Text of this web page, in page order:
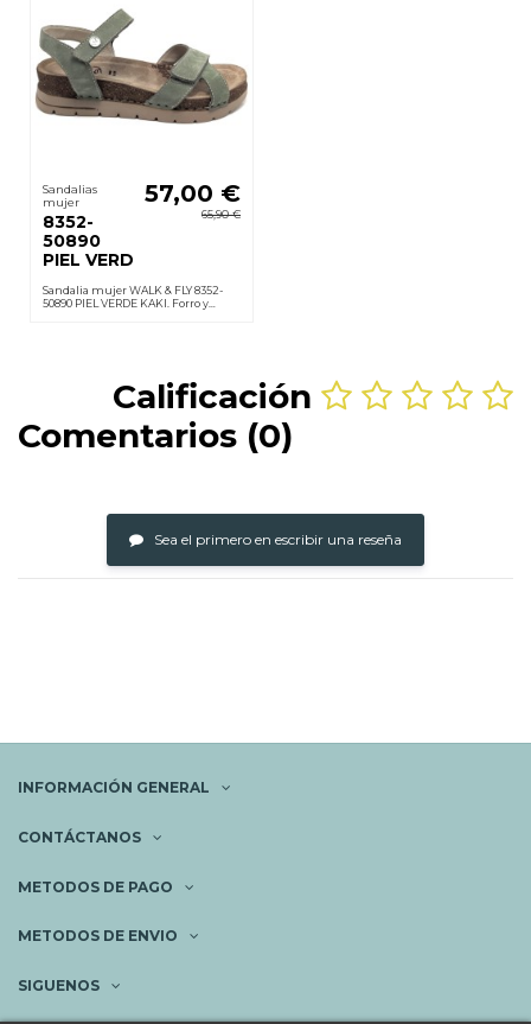
Sandalias
mujer
8352-
50890
PIEL VERD
57,00 €
65,90 €
Sandalia mujer WALK & FLY 8352-
50890 PIEL VERDE KAKI. Forro y
Calificación
Comentarios (0)
Sea el primero en escribir una reseña
INFORMACIÓN GENERAL
CONTÁCTANOS
METODOS DE PAGO
METODOS DE ENVIO
SIGUENOS